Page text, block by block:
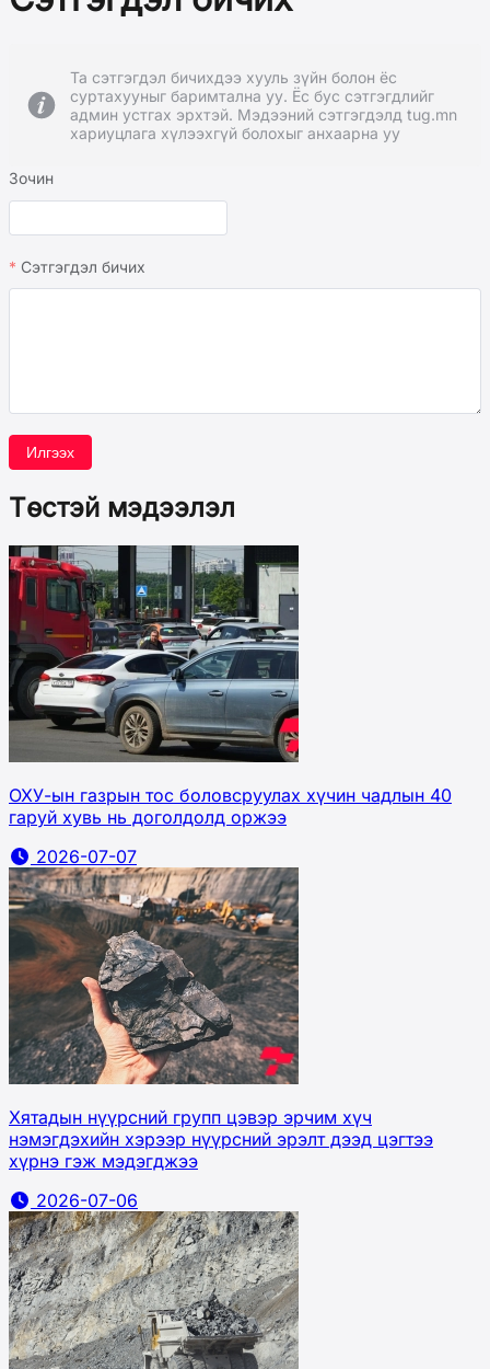
Та сэтгэгдэл бичихдээ хууль зүйн болон ёс
суртахууныг баримтална уу. Ёс бус сэтгэгдлийг
админ устгах эрхтэй. Мэдээний сэтгэгдэлд tug.mn
хариуцлага хүлээхгүй болохыг анхаарна уу
Зочин
Сэтгэгдэл бичих
Илгээх
Төстэй мэдээлэл
ОХУ-ын газрын тос боловсруулах хүчин чадлын 40
гаруй хувь нь доголдолд оржээ
2026-07-07
Хятадын нүүрсний групп цэвэр эрчим хүч
нэмэгдэхийн хэрээр нүүрсний эрэлт дээд цэгтээ
хүрнэ гэж мэдэгджээ
2026-07-06